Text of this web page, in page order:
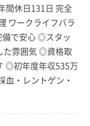
間休日131日 完全
ワークライフバラ
備で安心 ◎スタッ
た雰囲気 ◎資格取
◎初年度年収535万
血・レントゲン・